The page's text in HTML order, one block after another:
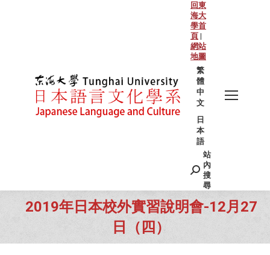
回東
海大
學首
頁 |
網站
地圖
繁
體
中
文
日
本
語
Search:
站
內
搜
尋
2019年日本校外實習說明會-12月27
日（四）
You are here: